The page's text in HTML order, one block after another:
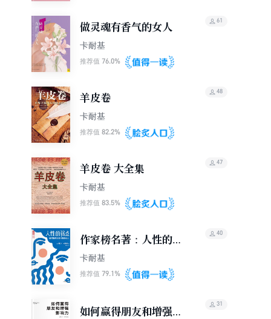
做灵魂有香气的女人
卡耐基
推荐值 76.0%
61
羊皮卷
卡耐基
推荐值 82.2%
48
羊皮卷 大全集
卡耐基
推荐值 83.5%
47
作家榜名著：人性的弱
点
卡耐基
推荐值 79.1%
40
如何赢得朋友和增强影
31